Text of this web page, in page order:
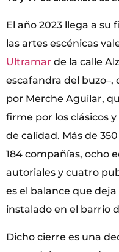
El año 2023 llega a su
las artes escénicas
Ultramar de la calle
escafandra del
por Merche Aguilar,
firme por los clásicos
de calidad. Más de
184 compañías, ocho
autoriales y cuatro
es el balance que
instalado en el barrio
Dicho cierre es una